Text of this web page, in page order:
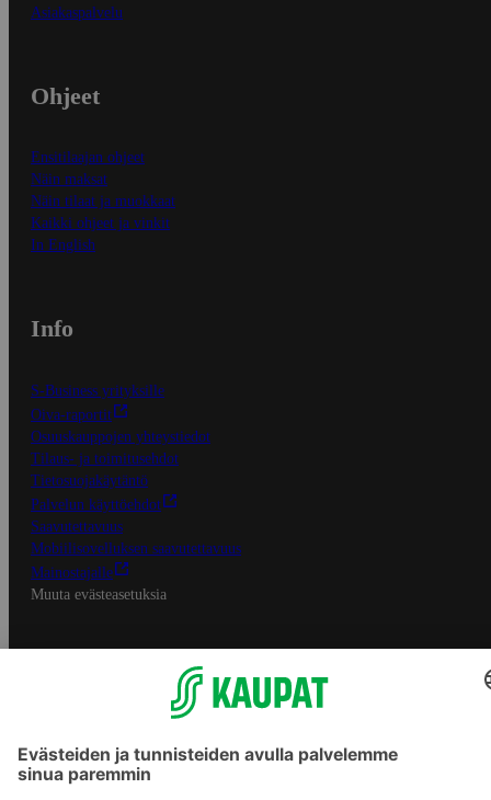
Asiakaspalvelu
Ohjeet
Ensitilaajan ohjeet
Näin maksat
Näin tilaat ja muokkaat
Kaikki ohjeet ja vinkit
In English
Info
S-Business yrityksille
Oiva-raportit
Osuuskauppojen yhteystiedot
Tilaus- ja toimitusehdot
Tietosuojakäytäntö
Palvelun käyttöehdot
Saavutettavuus
Mobiilisovelluksen saavutettavuus
Mainostajalle
Muuta evästeasetuksia
S-ryhmän palvelut
Asiakasomistajuus
Yhteishyvä Ruoka -sovellus